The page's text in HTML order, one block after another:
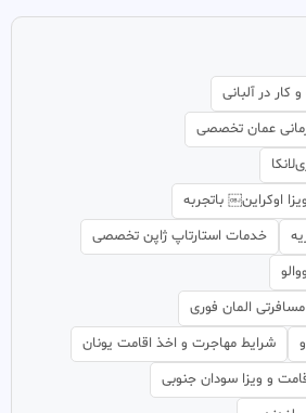
کار در آلبانی
عمان تخصصی
اوکراین￼ باتجربه
خدمات استارتاپ ژاپن تخصصی
المان فوری
شرایط مهاجرت و اخذ اقامت یونان
و ویزا سودان جنوبی